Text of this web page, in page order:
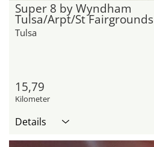
Super 8 by Wyndham
Tulsa/Arpt/St Fairgrounds
Tulsa
15,79
Kilometer
Details